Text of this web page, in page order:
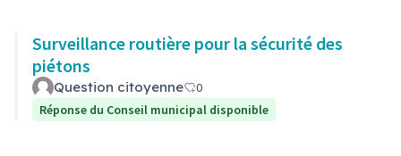
Surveillance routière pour la sécurité des
piétons
Question citoyenne
0
Réponse du Conseil municipal disponible